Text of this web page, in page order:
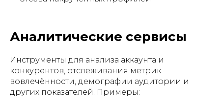
Аналитические сервисы
Инструменты для анализа аккаунта и
конкурентов, отслеживания метрик
вовлечённости, демографии аудитории и
других показателей. Примеры: